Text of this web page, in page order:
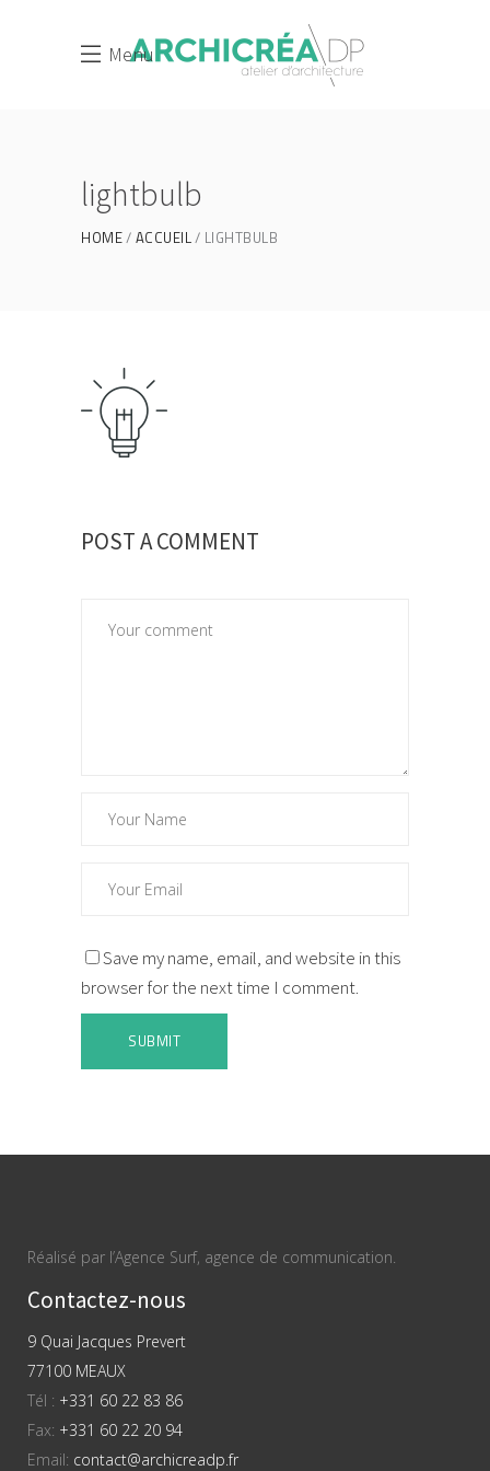
Menu
lightbulb
HOME ACCUEIL LIGHTBULB
POST A COMMENT
Save my name, email, and website in this
browser for the next time I comment.
Réalisé par l’Agence Surf, agence de communication.
Contactez-nous
9 Quai Jacques Prevert
77100 MEAUX
Tél : +331 60 22 83 86
Fax: +331 60 22 20 94
Email: contact@archicreadp.fr